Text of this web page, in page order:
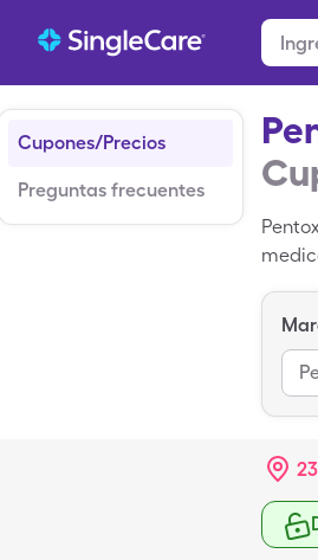
Cupones/Precios
Preguntas frecuentes